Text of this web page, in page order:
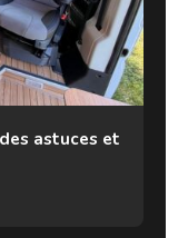
astuces et